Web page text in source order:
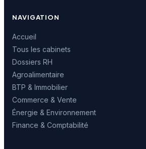
NAVIGATION
Accueil
Tous les cabinets
Dossiers RH
Agroalimentaire
BTP & Immobilier
Commerce & Vente
Énergie & Environnement
Finance & Comptabilité